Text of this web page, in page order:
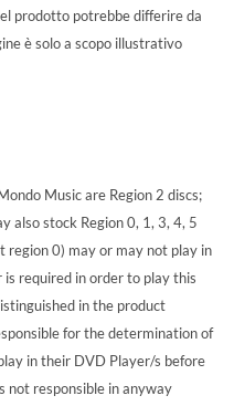
prodotto potrebbe differire da
è solo a scopo illustrativo
Music are Region 2 discs;
also stock Region 0, 1, 3, 4, 5
region 0) may or may not play in
required in order to play this
in the product
for the determination of
in their DVD Player/s before
not responsible in anyway